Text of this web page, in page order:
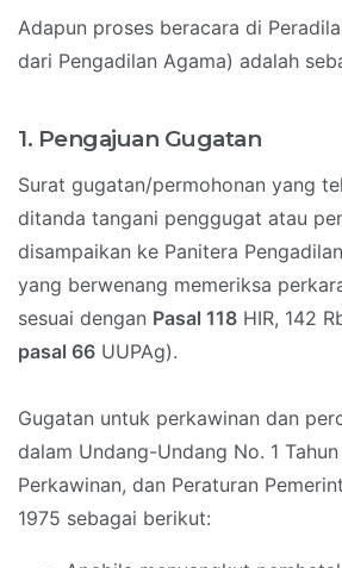
Adapun proses beracara di
dari Pengadilan Agama) adalah
1. Pengajuan Gugatan
Surat gugatan/permohonan yang
ditanda tangani penggugat atau
disampaikan ke Panitera
yang berwenang memeriksa
sesuai dengan Pasal 118 HIR, 142
pasal 66 UUPAg).
Gugatan untuk perkawinan dan
dalam Undang-Undang No. 1
Perkawinan, dan Peraturan
1975 sebagai berikut: